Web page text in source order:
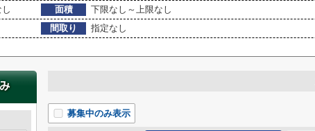
面積
下限なし～上限なし
間取り
指定なし
募集中のみ表示